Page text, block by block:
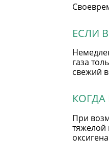
ЕСЛИ
газа
свежий
При
тяжелой